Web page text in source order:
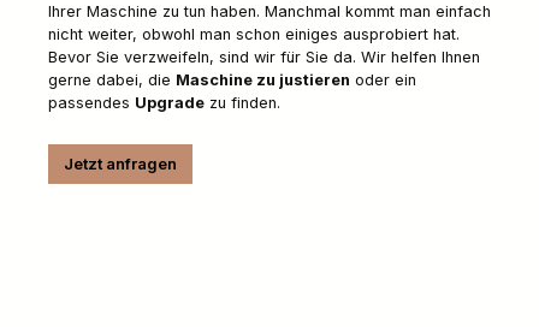
Ihrer Maschine zu tun haben. Manchmal kommt man einfach
nicht weiter, obwohl man schon einiges ausprobiert hat.
Bevor Sie verzweifeln, sind wir für Sie da. Wir helfen Ihnen
gerne dabei, die Maschine zu justieren oder ein
passendes Upgrade zu finden.
Jetzt anfragen